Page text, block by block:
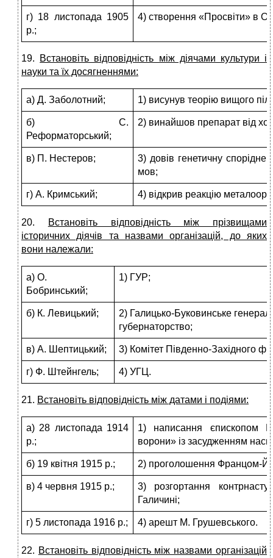
г) 18 листопада 1905
р.;
4) створення «Просвіти» в
19.
Встановіть відповідність між діячами культури і
науки та їх досягненнями:
а) Д. Заболотний; 1) висунув теорію вищого
б) С.
Реформаторський;
2) винайшов препарат від
в) П. Нестеров;
3) довів генетичну
мов;
г) А. Кримський; 4) відкрив реакцію
20.
Встановіть відповідність між прізвищами
історичних діячів та на­звами організацій, до яких
вони належали:
а) О.
Бобринський;
1) ГУР;
б) К. Левицький;
2) Галицько-Буковинське генерал-
губернаторство;
в) А. Шептицький; 3) Комітет Південно-Західного
г) Ф. Штейнгель; 4) УГЦ.
21. Встановіть відповідність між датами і подіями:
а) 28 листопада 1914
р.;
1) написання єпископом
ворони» із засудженням
б) 19 квітня 1915 р.; 2) проголошення Францом-
в) 4 червня 1915 р.;
3) розгортання
Галичині;
г) 5 листопада 1916 р.; 4) арешт М. Грушевського.
22. Встановіть відповідність між назвами організацій